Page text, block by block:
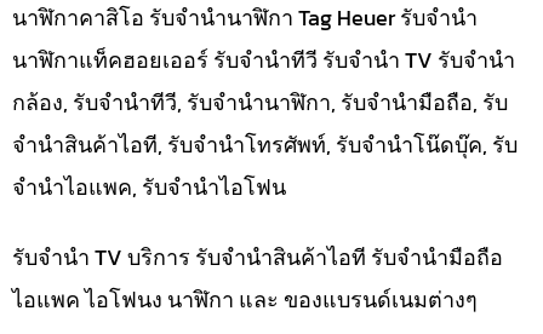
นาฬิกาคาสิโอ รับจำนำนาฬิกา Tag Heuer รับจำนำ
นาฬิกาแท็คฮอยเออร์ รับจำนำทีวี รับจำนำ TV รับจำนำ
กล้อง, รับจำนำทีวี, รับจำนำนาฬิกา, รับจำนำมือถือ, รับ
จำนำสินค้าไอที, รับจำนำโทรศัพท์, รับจำนำโน๊ดบุ๊ค, รับ
จำนำไอแพค, รับจำนำไอโฟน
รับจำนำ TV บริการ รับจำนำสินค้าไอที รับจำนำมือถือ
ไอแพค ไอโฟนง นาฬิกา และ ของแบรนด์เนมต่างๆ